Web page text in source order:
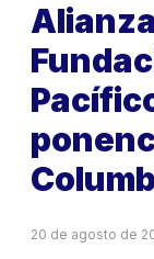
20 de agosto de